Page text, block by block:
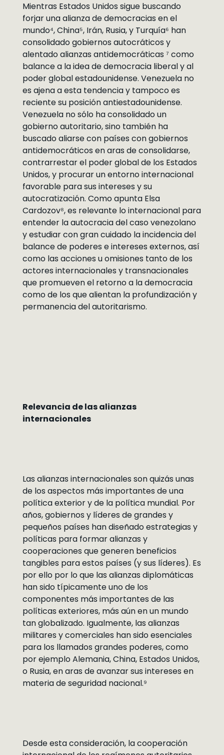
Mientras Estados Unidos sigue buscando
forjar una alianza de democracias en el
mundo⁴, China⁵, Irán, Rusia, y Turquía⁶ han
consolidado gobiernos autocráticos y
alentado alianzas antidemocráticas ⁷ como
balance a la idea de democracia liberal y al
poder global estadounidense. Venezuela no
es ajena a esta tendencia y tampoco es
reciente su posición antiestadounidense.
Venezuela no sólo ha consolidado un
gobierno autoritario, sino también ha
buscado aliarse con países con gobiernos
antidemocráticos en aras de consolidarse,
contrarrestar el poder global de los Estados
Unidos, y procurar un entorno internacional
favorable para sus intereses y su
autocratización. Como apunta Elsa
Cardozov⁸, es relevante lo internacional para
entender la autocracia del caso venezolano
y estudiar con gran cuidado la incidencia del
balance de poderes e intereses externos, así
como las acciones u omisiones tanto de los
actores internacionales y transnacionales
que promueven el retorno a la democracia
como de los que alientan la profundización y
permanencia del autoritarismo.
Relevancia de las alianzas
internacionales
Las alianzas internacionales son quizás unas
de los aspectos más importantes de una
política exterior y de la política mundial. Por
años, gobiernos y líderes de grandes y
pequeños países han diseñado estrategias y
políticas para formar alianzas y
cooperaciones que generen beneficios
tangibles para estos países (y sus líderes). Es
por ello por lo que las alianzas diplomáticas
han sido típicamente uno de los
componentes más importantes de las
políticas exteriores, más aún en un mundo
tan globalizado. Igualmente, las alianzas
militares y comerciales han sido esenciales
para los llamados grandes poderes, como
por ejemplo Alemania, China, Estados Unidos,
o Rusia, en aras de avanzar sus intereses en
materia de seguridad nacional.⁹
Desde esta consideración, la cooperación